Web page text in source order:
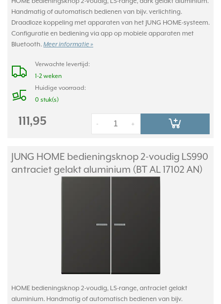
Handmatig of automatisch bedienen van bijv. verlichting.
Draadloze koppeling met apparaten van het JUNG HOME-systeem.
Configuratie en bediening via app op mobiele apparaten met
Bluetooth. Meer informatie »
Verwachte levertijd:
1-2 weken
Huidige voorraad:
0 stuk(s)
111,95 +
-
JUNG HOME bedieningsknop 2-voudig LS990
antraciet gelakt aluminium (BT AL 17102 AN)
HOME bedieningsknop 2-voudig, LS-range, antraciet gelakt
aluminium. Handmatig of automatisch bedienen van bijv.